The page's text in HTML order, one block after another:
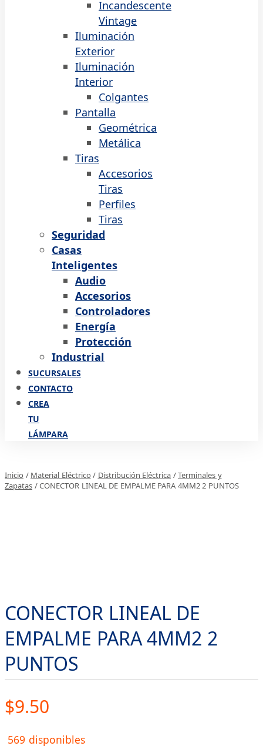
Incandescente
Vintage
Iluminación
Exterior
Iluminación
Interior
Colgantes
Pantalla
Geométrica
Metálica
Tiras
Accesorios
Tiras
Perfiles
Tiras
Seguridad
Casas
Inteligentes
Audio
Accesorios
Controladores
Energía
Protección
Industrial
SUCURSALES
CONTACTO
CREA
TU
LÁMPARA
Inicio / Material Eléctrico / Distribución Eléctrica /Terminales y
Zapatas / CONECTOR LINEAL DE EMPALME PARA 4MM2 2 PUNTOS
CONECTOR LINEAL DE
EMPALME PARA 4MM2 2
PUNTOS
$9.50
569 disponibles